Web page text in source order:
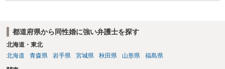
都道府県から同性婚に強い弁護士を探す
北海道・東北
北海道
青森県 岩手県 宮城県 秋田県 山形県 福島県